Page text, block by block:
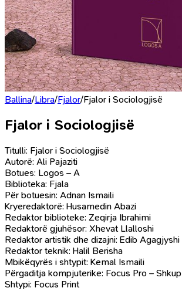
Ballina/Libra/Fjalor/Fjalor i Sociologjisë
Fjalor i Sociologjisë
Titulli: Fjalor i Sociologjisë
Autorë: Ali Pajaziti
Botues: Logos – A
Biblioteka: Fjala
Për botuesin: Adnan Ismaili
Kryeredaktorë: Husamedin Abazi
Redaktor biblioteke: Zeqirja Ibrahimi
Redaktorë gjuhësor: Xhevat Llalloshi
Redaktor artistik dhe dizajni: Edib Agagjyshi
Redaktor teknik: Halil Berisha
Mbikëqyrës i shtypit: Kemal Ismaili
Përgaditja kompjuterike: Focus Pro – Shkup
Shtypi: Focus Print